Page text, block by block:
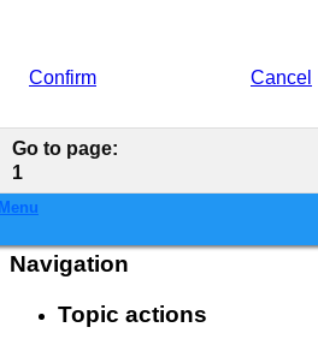
Confirm Cancel
Go to page:
1
Navigation
Topic actions